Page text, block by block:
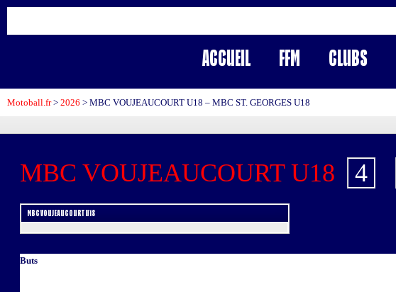
Accueil FFM Clubs
Motoball.fr> 2026 > MBC VOUJEAUCOURT U18 – MBC ST. GEORGES U18
MBC VOUJEAUCOURT U18 4
MBC VOUJEAUCOURT U18
Buts